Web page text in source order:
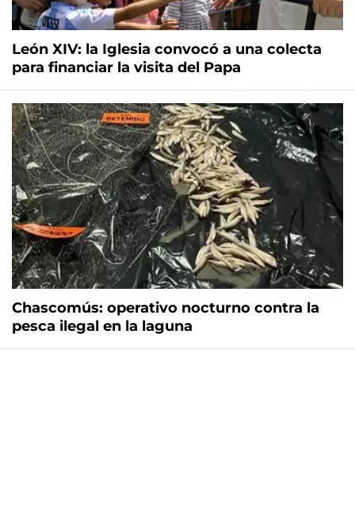
León XIV: la Iglesia convocó a una colecta
para financiar la visita del Papa
Chascomús: operativo nocturno contra la
pesca ilegal en la laguna